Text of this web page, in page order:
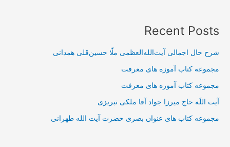
Recent Posts
شرح حال اجمالی آیت‌الله‌العظمی ملّا حسین‌قلی همدانی
مجموعه کتاب آموزه های معرفت
مجموعه کتاب آموزه های معرفت
آیت اللَه حاج میرزا جواد آقا ملکی تبریزی
مجموعه کتاب های عنوان بصری حضرت آیت الله طهرانی